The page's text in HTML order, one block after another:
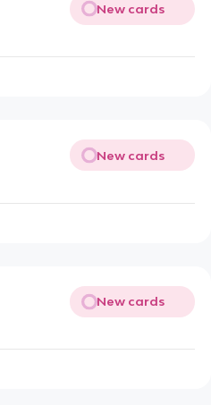
New cards
New cards
New cards